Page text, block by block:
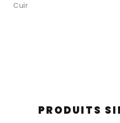
Cuir
PRODUITS